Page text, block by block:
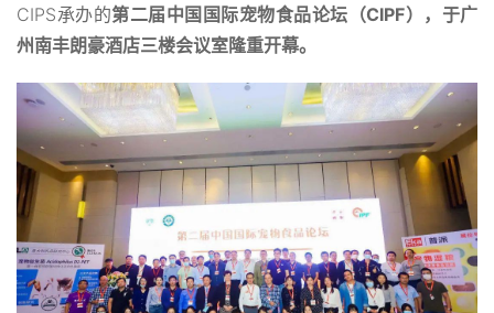
CIPS承办的第二届中国国际宠物食品论坛（CIPF），于广
州南丰朗豪酒店三楼会议室隆重开幕。